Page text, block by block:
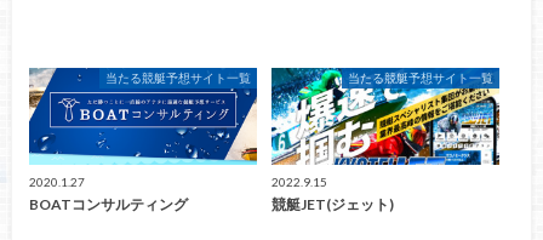
当たる競艇予想サイト一覧
2020.1.27
BOATコンサルティング
当たる競艇予想サイト一覧
2022.9.15
競艇JET(ジェット)